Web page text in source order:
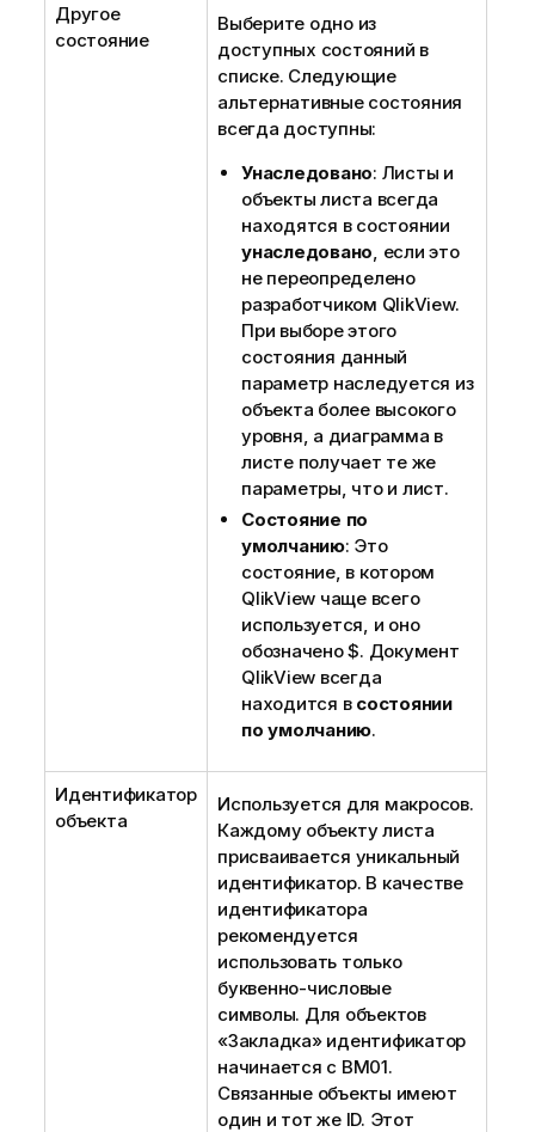
Другое
состояние
Выберите одно из
доступных состояний в
списке. Следующие
альтернативные состояния
всегда доступны:
Унаследовано: Листы и
объекты листа всегда
находятся в состоянии
унаследовано , если это
не переопределено
разработчиком QlikView.
При выборе этого
состояния данный
параметр наследуется из
объекта более высокого
уровня, а диаграмма в
листе получает те же
параметры, что и лист.
Состояние по
умолчанию: Это
состояние, в котором
QlikView чаще всего
используется, и оно
обозначено $. Документ
QlikView всегда
находится в состоянии
по умолчанию.
Идентификатор
объекта
Используется для макросов.
Каждому объекту листа
присваивается уникальный
идентификатор. В качестве
идентификатора
рекомендуется
использовать только
буквенно-числовые
символы. Для объектов
«Закладка» идентификатор
начинается с BM01.
Связанные объекты имеют
один и тот же ID. Этот